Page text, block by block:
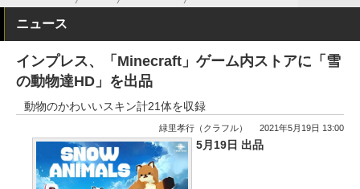
ニュース
インプレス、「Minecraft」ゲーム内ストアに「雪
の動物達HD」を出品
動物のかわいいスキン計21体を収録
緑里孝行（クラフル） 2021年5月19日 13:00
5月19日 出品